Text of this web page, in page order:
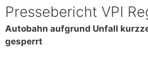
Pressebericht VPI
Autobahn aufgrund Unfall
gesperrt